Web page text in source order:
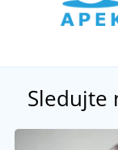
Sledujte